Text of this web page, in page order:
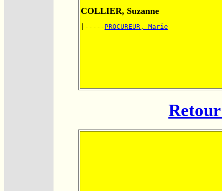
COLLIER, Suzanne
|----- PROCUREUR, Marie